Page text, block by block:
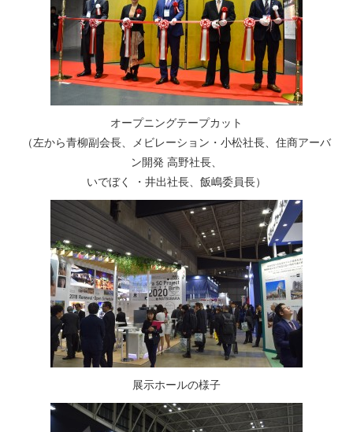
オープニングテープカット
（左から青柳副会長、メビレーション・小松社長、住商アーバ
ン開発 高野社長、
いでぼく ・井出社長、飯嶋委員長）
展示ホールの様子